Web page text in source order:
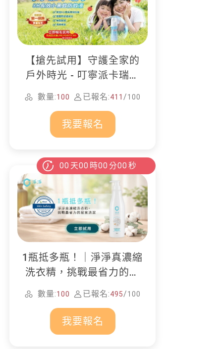
【搶先試用】守護全家的
戶外時光 - 叮寧派卡瑞丁
防蚊液
數量:100 已報名:411 /100
我要報名
00 天00 時00 分00 秒
1瓶抵多瓶！｜淨淨真濃縮
洗衣精，挑戰最省力的居
家清潔
數量:100 已報名:495/100
我要報名